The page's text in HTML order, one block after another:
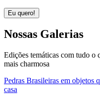
Eu quero!
Nossas Galerias
Edições temáticas com tudo o
mais charmosa
Pedras Brasileiras em objetos
casa